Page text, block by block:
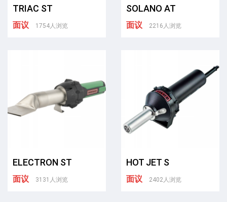
TRIAC ST
面议 1754人浏览
SOLANO AT
面议 2216人浏览
ELECTRON ST
面议 3131人浏览
HOT JET S
面议 2402人浏览